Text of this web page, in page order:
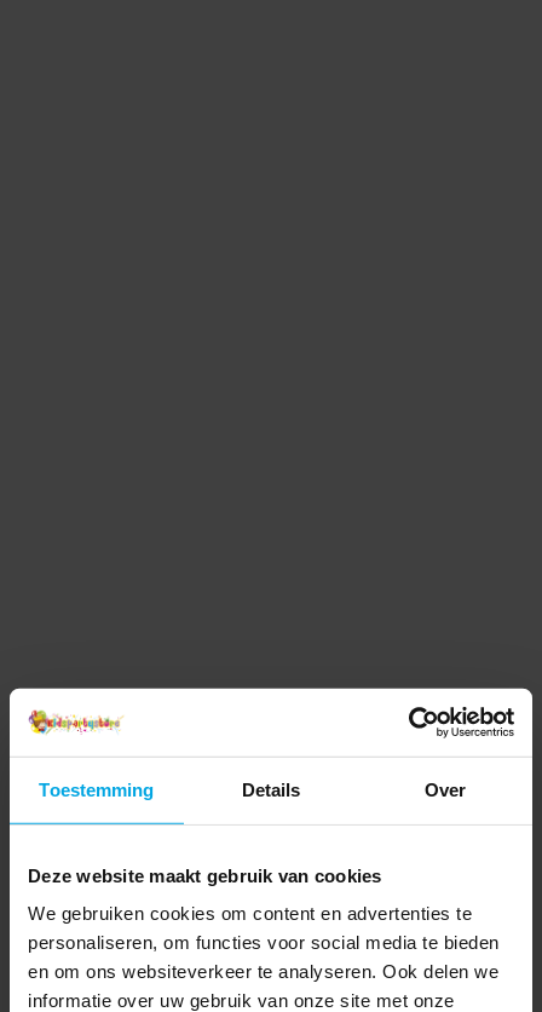
Toestemming Details Over
Deze website maakt gebruik van cookies
We gebruiken cookies om content en advertenties te
personaliseren, om functies voor social media te bieden
en om ons websiteverkeer te analyseren. Ook delen we
informatie over uw gebruik van onze site met onze